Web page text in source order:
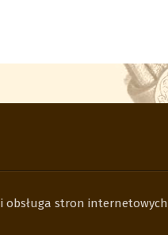
obsługa stron internetowych